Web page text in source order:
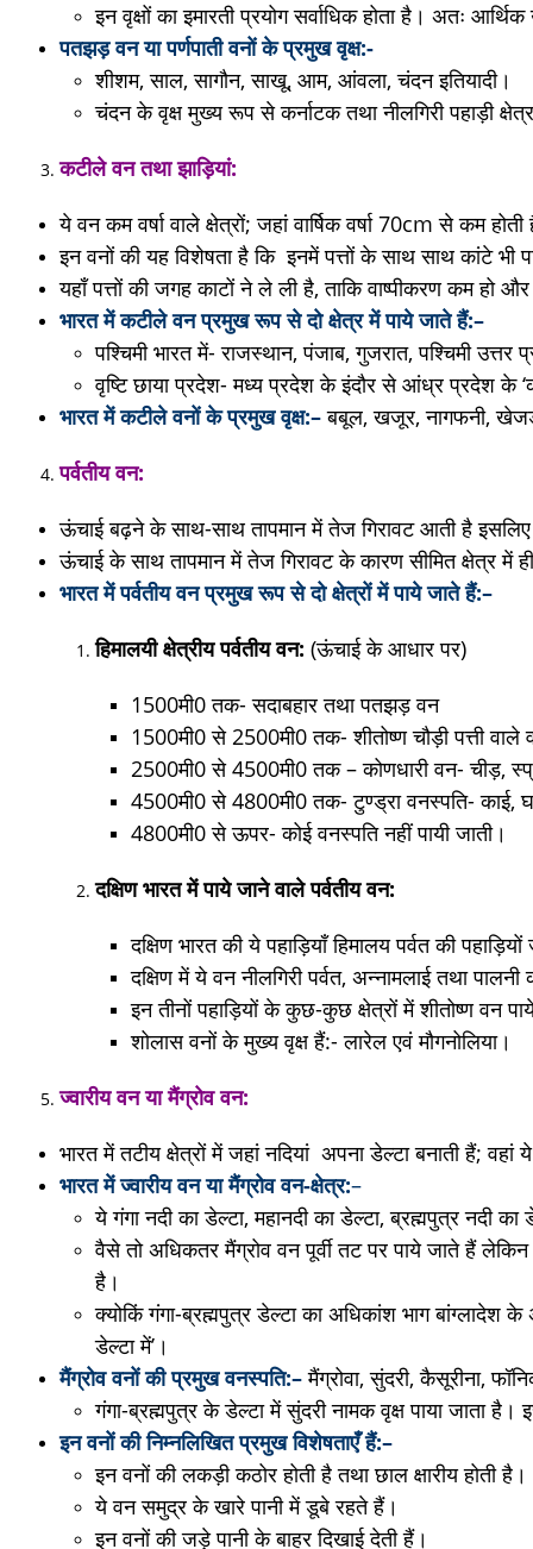
इन वृक्षों का इमारती प्रयोग सर्वाधिक होता है। अतः
पतझड़ वन या पर्णपाती वनों के प्रमुख वृक्ष:-
शीशम, साल, सागौन, साखू, आम, आंवला, चंदन इतियादी।
चंदन के वृक्ष मुख्य रूप से कर्नाटक तथा नीलगिरी पहाड़ी
कटीले वन तथा झाड़ियां:
ये वन कम वर्षा वाले क्षेत्रों; जहां वार्षिक वर्षा 70cm से कम
इन वनों की यह विशेषता है कि इनमें पत्तों के साथ साथ कांटे भी
यहाँ पत्तों की जगह काटों ने ले ली है, ताकि वाष्पीकरण कम
भारत में कटीले वन प्रमुख रूप से दो क्षेत्र में पाये जाते हैं:–
पश्चिमी भारत में- राजस्थान, पंजाब, गुजरात, पश्चिमी उत्तर
वृष्टि छाया प्रदेश- मध्य प्रदेश के इंदौर से आंध्र प्रदेश के
भारत में कटीले वनों के प्रमुख वृक्ष:–बबूल, खजूर, नागफनी,
पर्वतीय वन:
ऊंचाई बढ़ने के साथ-साथ तापमान में तेज गिरावट आती है
ऊंचाई के साथ तापमान में तेज गिरावट के कारण सीमित क्षेत्र में
भारत में पर्वतीय वन प्रमुख रूप से दो क्षेत्रों में पाये जाते हैं:–
हिमालयी क्षेत्रीय पर्वतीय वन: (ऊंचाई के आधार पर)
1500मी0 तक- सदाबहार तथा पतझड़ वन
1500मी0 से 2500मी0 तक- शीतोष्ण चौड़ी पत्ती
2500मी0 से 4500मी0 तक – कोणधारी वन- चीड़,
4500मी0 से 4800मी0 तक- टुण्ड्रा वनस्पति- काई,
4800मी0 से ऊपर- कोई वनस्पति नहीं पायी जाती।
दक्षिण भारत में पाये जाने वाले पर्वतीय वन:
दक्षिण भारत की ये पहाड़ियाँ हिमालय पर्वत की
दक्षिण में ये वन नीलगिरी पर्वत, अन्नामलाई तथा
इन तीनों पहाड़ियों के कुछ-कुछ क्षेत्रों में शीतोष्ण वन
शोलास वनों के मुख्य वृक्ष हैं:- लारेल एवं मौगनोलिया।
ज्वारीय वन या मैंग्रोव वन:
भारत में तटीय क्षेत्रों में जहां नदियां अपना डेल्टा बनाती हैं;
भारत में ज्वारीय वन या मैंग्रोव वन-क्षेत्र:–
ये गंगा नदी का डेल्टा, महानदी का डेल्टा, ब्रह्मपुत्र नदी
वैसे तो अधिकतर मैंग्रोव वन पूर्वी तट पर पाये जाते हैं लेकिन
है।
क्योकिं गंगा-ब्रह्मपुत्र डेल्टा का अधिकांश भाग बांग्लादेश
डेल्टा में’।
मैंग्रोव वनों की प्रमुखवनस्पति:–मैंग्रोवा, सुंदरी, कैसूरीना,
गंगा-ब्रह्मपुत्र के डेल्टा में सुंदरी नामक वृक्ष पाया जाता है।
इन वनों की निम्नलिखितप्रमुख विशेषताएँ हैं:–
इन वनों की लकड़ी कठोर होती है तथा छाल क्षारीय होती है।
ये वन समुद्र के खारे पानी में डूबे रहते हैं।
इन वनों की जड़े पानी के बाहर दिखाई देती हैं।